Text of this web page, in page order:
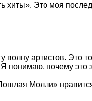
хиты». Это моя
артистов. Это
понимаю, почему
Молли»